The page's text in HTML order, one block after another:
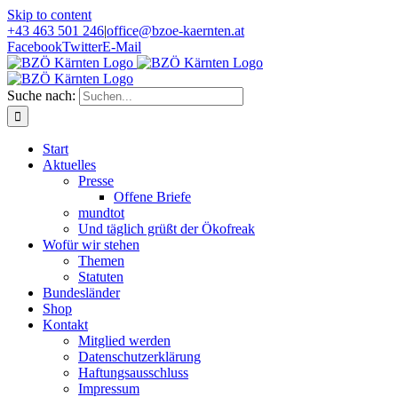
Skip to content
+43 463 501 246|office@bzoe-kaernten.at
FacebookTwitterE-Mail
Suche nach:
Start
Aktuelles
Presse
Offene Briefe
mundtot
Und täglich grüßt der Ökofreak
Wofür wir stehen
Themen
Statuten
Bundesländer
Shop
Kontakt
Mitglied werden
Datenschutzerklärung
Haftungsausschluss
Impressum